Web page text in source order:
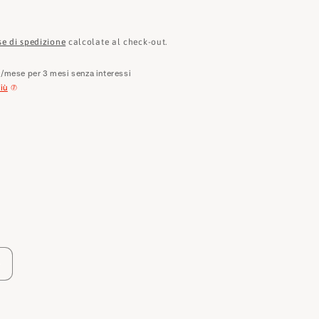
o
r
di spedizione calcolate al check-out.
/mese per 3 mesi senza interessi